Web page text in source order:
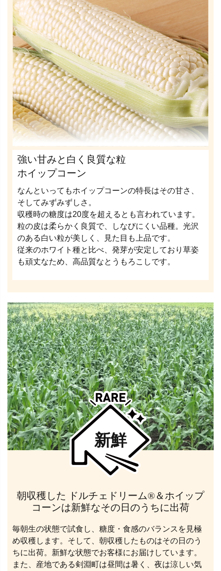
強い甘みと白く良質な粒
ホイップコーン
なんといってもホイップコーンの特長はその甘さ、
そしてみずみずしさ。
収穫時の糖度は20度を超えるとも言われています。
粒の皮は柔らかく良質で、しなびにくい品種。光沢
のある白い粒が美しく、見た目も上品です。
従来のホワイト種と比べ、発芽が安定しており草姿
も頑丈なため、高品質なとうもろこしです。
新鮮
朝収穫した ドルチェドリーム®＆ホイップ
コーンは新鮮なその日のうちに出荷
毎朝生の状態で試食し、糖度・食感のバランスを見極
め収穫します。そして、朝収穫したものはその日のう
ちに出荷。新鮮な状態でお客様にお届けしています。
また、産地である剣淵町は昼間は暑く、夜は涼しい気